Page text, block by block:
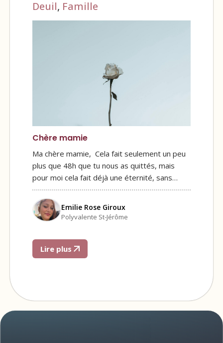
Deuil, Famille
Chère mamie
Ma chère mamie, Cela fait seulement un peu
plus que 48h que tu nous as quittés, mais
pour moi cela fait déjà une éternité, sans…
Emilie Rose Giroux
Polyvalente St-Jérôme
Lire plus